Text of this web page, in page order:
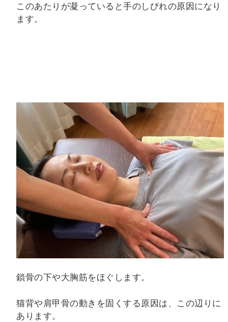
このあたりが凝っていると手のしびれの原因になり
ます。
鎖骨の下や大胸筋をほぐします。
猫背や肩甲骨の動きを固くする原因は、この辺りに
あります。